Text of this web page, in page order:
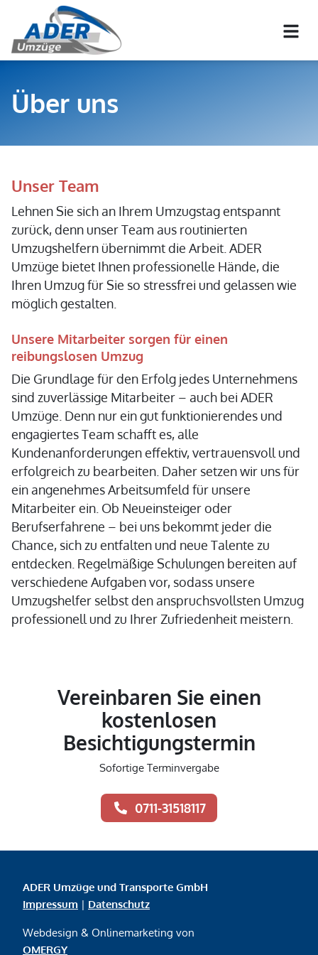
Über uns
Unser Team
Lehnen Sie sich an Ihrem Umzugstag entspannt
zurück, denn unser Team aus routinierten
Umzugshelfern übernimmt die Arbeit. ADER
Umzüge bietet Ihnen professionelle Hände, die
Ihren Umzug für Sie so stressfrei und gelassen wie
möglich gestalten.
Unsere Mitarbeiter sorgen für einen
reibungslosen Umzug
Die Grundlage für den Erfolg jedes Unternehmens
sind zuverlässige Mitarbeiter – auch bei ADER
Umzüge. Denn nur ein gut funktionierendes und
engagiertes Team schafft es, alle
Kundenanforderungen effektiv, vertrauensvoll und
erfolgreich zu bearbeiten. Daher setzen wir uns für
ein angenehmes Arbeitsumfeld für unsere
Mitarbeiter ein. Ob Neueinsteiger oder
Berufserfahrene – bei uns bekommt jeder die
Chance, sich zu entfalten und neue Talente zu
entdecken. Regelmäßige Schulungen bereiten auf
verschiedene Aufgaben vor, sodass unsere
Umzugshelfer selbst den anspruchsvollsten Umzug
professionell und zu Ihrer Zufriedenheit meistern.
Vereinbaren Sie einen
kostenlosen
Besichtigungstermin
Sofortige Terminvergabe
0711-31518117
ADER Umzüge und Transporte GmbH
Impressum | Datenschutz
Webdesign & Onlinemarketing von
OMERGY